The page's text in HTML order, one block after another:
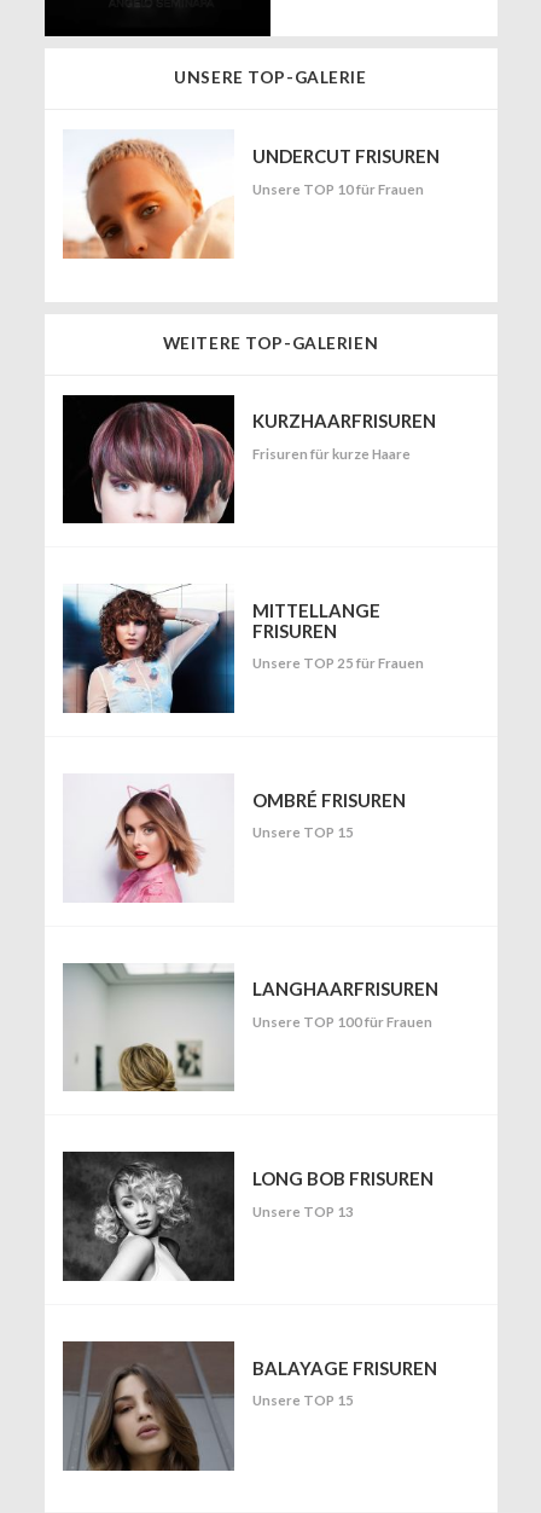
UNSERE TOP-GALERIE
UNDERCUT FRISUREN
Unsere TOP 10 für Frauen
WEITERE TOP-GALERIEN
KURZHAARFRISUREN
Frisuren für kurze Haare
MITTELLANGE
FRISUREN
Unsere TOP 25 für Frauen
OMBRÉ FRISUREN
Unsere TOP 15
LANGHAARFRISUREN
Unsere TOP 100 für Frauen
LONG BOB FRISUREN
Unsere TOP 13
BALAYAGE FRISUREN
Unsere TOP 15